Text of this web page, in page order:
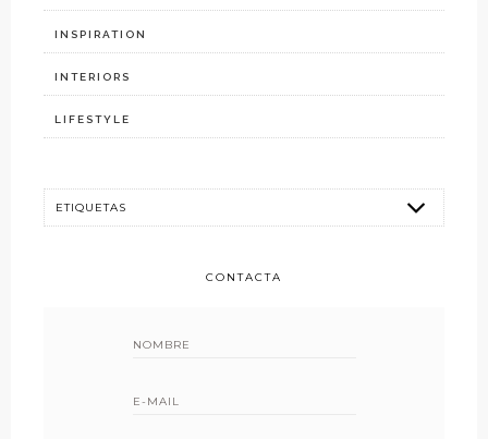
INSPIRATION
INTERIORS
LIFESTYLE
CONTACTA